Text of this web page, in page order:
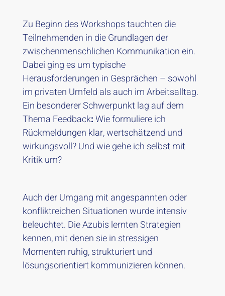
Zu Beginn des Workshops tauchten die
Teilnehmenden in die Grundlagen der
zwischenmenschlichen Kommunikation ein.
Dabei ging es um typische
Herausforderungen in Gesprächen – sowohl
im privaten Umfeld als auch im Arbeitsalltag.
Ein besonderer Schwerpunkt lag auf dem
Thema Feedback:Wie formuliere ich
Rückmeldungen klar, wertschätzend und
wirkungsvoll? Und wie gehe ich selbst mit
Kritik um?
Auch der Umgang mit angespannten oder
konfliktreichen Situationenwurde intensiv
beleuchtet. Die Azubis lernten Strategien
kennen, mit denen sie in stressigen
Momenten ruhig, strukturiert und
lösungsorientiert kommunizieren können.